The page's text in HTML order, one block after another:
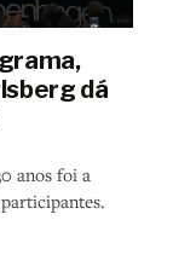
dá
anos foi a